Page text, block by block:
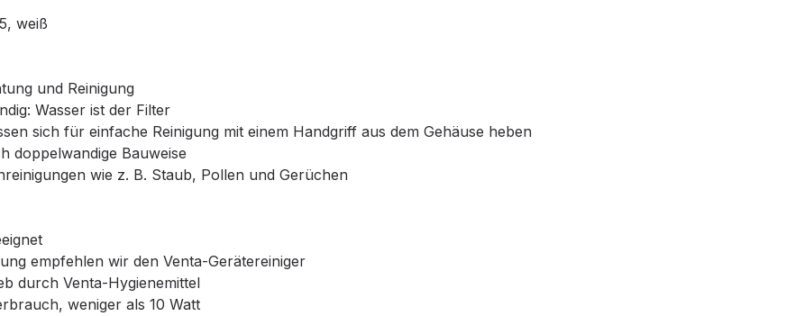
weiß
und Reinigung
Wasser ist der Filter
sich für einfache Reinigung mit einem Handgriff aus dem Gehäuse heben
doppelwandige Bauweise
wie z. B. Staub, Pollen und Gerüchen
empfehlen wir den Venta-Gerätereiniger
durch Venta-Hygienemittel
weniger als 10 Watt